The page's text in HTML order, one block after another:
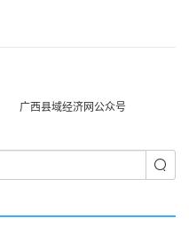
广西县域经济网公众号